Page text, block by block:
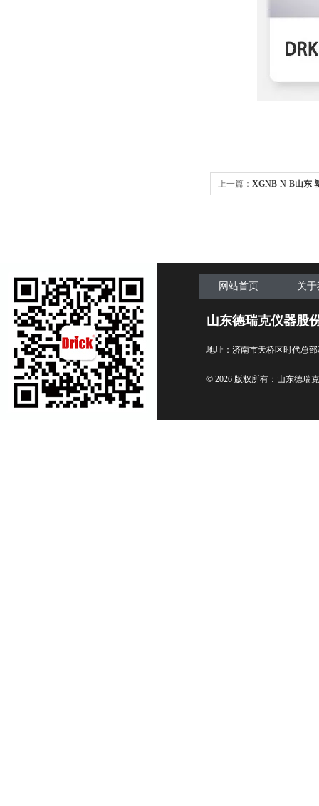
上一篇： XGNB-N-B山东
网站首页 关
山东德瑞克仪器股
地址：济南市天桥区时代总
© 2026 版权所有：山东德瑞